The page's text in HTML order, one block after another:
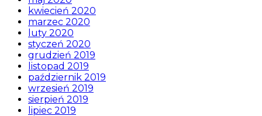
kwiecień 2020
marzec 2020
luty 2020
styczeń 2020
grudzień 2019
listopad 2019
październik 2019
wrzesień 2019
sierpień 2019
lipiec 2019